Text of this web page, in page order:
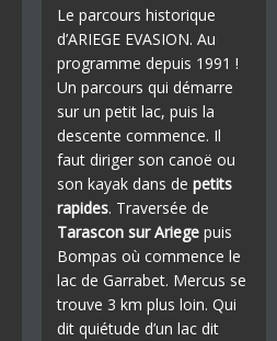
Le parcours historique
d’ARIEGE EVASION. Au
programme depuis 1991 !
Un parcours qui démarre
sur un petit lac, puis la
descente commence. Il
faut diriger son canoë ou
son kayak dans de petits
rapides. Traversée de
Tarascon sur Ariegepuis
Bompas où commence le
lac de Garrabet. Mercus se
trouve 3 km plus loin. Qui
dit quiétude d’un lac dit